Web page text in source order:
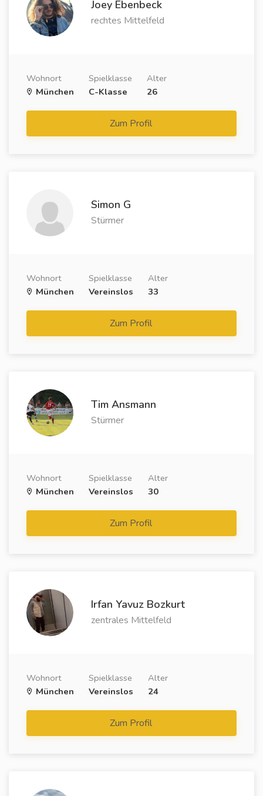
Joey Ebenbeck
rechtes Mittelfeld
Wohnort
München
Spielklasse
C-Klasse
Alter
26
Zum Profil
Simon G
Stürmer
Wohnort
München
Spielklasse
Vereinslos
Alter
33
Zum Profil
Tim Ansmann
Stürmer
Wohnort
München
Spielklasse
Vereinslos
Alter
30
Zum Profil
Irfan Yavuz Bozkurt
zentrales Mittelfeld
Wohnort
München
Spielklasse
Vereinslos
Alter
24
Zum Profil